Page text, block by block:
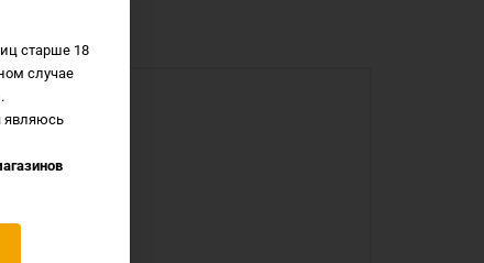
старше 18
случае
являюсь